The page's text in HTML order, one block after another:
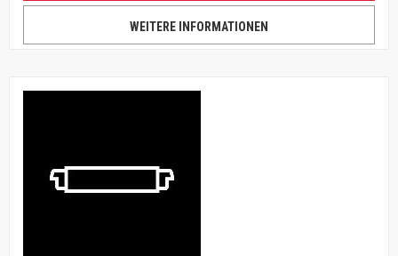
WEITERE INFORMATIONEN